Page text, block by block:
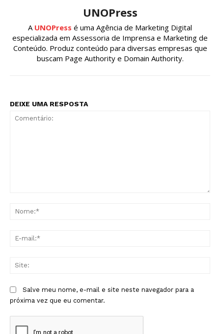
UNOPress
A UNOPress é uma Agência de Marketing Digital
especializada em Assessoria de Imprensa e Marketing de
Conteúdo. Produz conteúdo para diversas empresas que
buscam Page Authority e Domain Authority.
DEIXE UMA RESPOSTA
Salve meu nome, e-mail e site neste navegador para a
próxima vez que eu comentar.